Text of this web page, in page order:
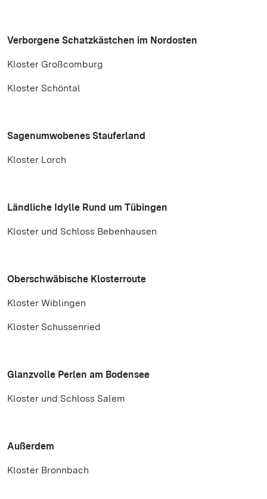
Verborgene Schatzkästchen im Nordosten
Kloster Großcomburg
Kloster Schöntal
Sagenumwobenes Stauferland
Kloster Lorch
Ländliche Idylle Rund um Tübingen
Kloster und Schloss Bebenhausen
Oberschwäbische Klosterroute
Kloster Wiblingen
Kloster Schussenried
Glanzvolle Perlen am Bodensee
Kloster und Schloss Salem
Außerdem
Kloster Bronnbach